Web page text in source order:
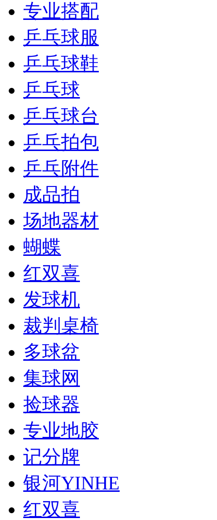
专业搭配
乒乓球服
乒乓球鞋
乒乓球
乒乓球台
乒乓拍包
乒乓附件
成品拍
场地器材
蝴蝶
红双喜
发球机
裁判桌椅
多球盆
集球网
捡球器
专业地胶
记分牌
银河YINHE
红双喜